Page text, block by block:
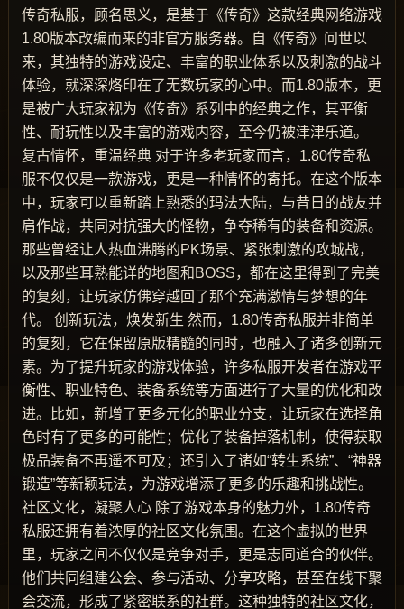
传奇私服，顾名思义，是基于《传奇》这款经典网络游戏
1.80版本改编而来的非官方服务器。自《传奇》问世以
来，其独特的游戏设定、丰富的职业体系以及刺激的战斗
体验，就深深烙印在了无数玩家的心中。而1.80版本，更
是被广大玩家视为《传奇》系列中的经典之作，其平衡
性、耐玩性以及丰富的游戏内容，至今仍被津津乐道。
复古情怀，重温经典 对于许多老玩家而言，1.80传奇私
服不仅仅是一款游戏，更是一种情怀的寄托。在这个版本
中，玩家可以重新踏上熟悉的玛法大陆，与昔日的战友并
肩作战，共同对抗强大的怪物，争夺稀有的装备和资源。
那些曾经让人热血沸腾的PK场景、紧张刺激的攻城战，
以及那些耳熟能详的地图和BOSS，都在这里得到了完美
的复刻，让玩家仿佛穿越回了那个充满激情与梦想的年
代。 创新玩法，焕发新生 然而，1.80传奇私服并非简单
的复刻，它在保留原版精髓的同时，也融入了诸多创新元
素。为了提升玩家的游戏体验，许多私服开发者在游戏平
衡性、职业特色、装备系统等方面进行了大量的优化和改
进。比如，新增了更多元化的职业分支，让玩家在选择角
色时有了更多的可能性；优化了装备掉落机制，使得获取
极品装备不再遥不可及；还引入了诸如“转生系统”、“神器
锻造”等新颖玩法，为游戏增添了更多的乐趣和挑战性。
社区文化，凝聚人心 除了游戏本身的魅力外，1.80传奇
私服还拥有着浓厚的社区文化氛围。在这个虚拟的世界
里，玩家之间不仅仅是竞争对手，更是志同道合的伙伴。
他们共同组建公会、参与活动、分享攻略，甚至在线下聚
会交流，形成了紧密联系的社群。这种独特的社区文化，